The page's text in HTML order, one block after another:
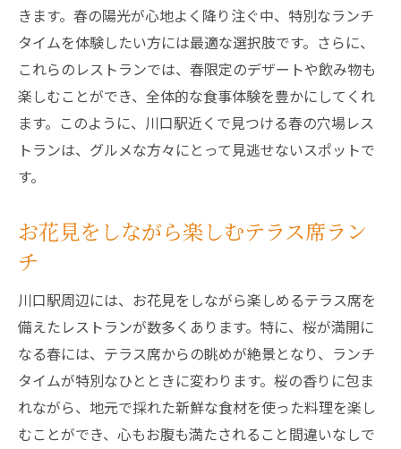
川口駅周辺で楽しむ春の美しい風景と食事
お花見シーズン限定の特別ランチメニュー
春のお出かけにぴったりなランチプラン
桜を見ながら楽しむ贅沢ランチ体験
川口駅で味わう春の風物詩ランチ
美しい桜と共に楽しむランチタイム
春の訪れを感じるデザート付きランチ
桜が見える絶景スポットでのランチ
川口駅のカフェ巡りで春を満喫
春限定のフラワーレストラン体験
地元の新鮮食材で彩る川口駅の春のランチ特集
きます。春の陽光が心地よく降り注ぐ中、特別なランチ
タイムを体験したい方には最適な選択肢です。さらに、
これらのレストランでは、春限定のデザートや飲み物も
楽しむことができ、全体的な食事体験を豊かにしてくれ
ます。このように、川口駅近くで見つける春の穴場レス
トランは、グルメな方々にとって見逃せないスポットで
す。
お花見をしながら楽しむテラス席ラン
チ
川口駅周辺には、お花見をしながら楽しめるテラス席を
備えたレストランが数多くあります。特に、桜が満開に
なる春には、テラス席からの眺めが絶景となり、ランチ
タイムが特別なひとときに変わります。桜の香りに包ま
れながら、地元で採れた新鮮な食材を使った料理を楽し
むことができ、心もお腹も満たされること間違いなしで